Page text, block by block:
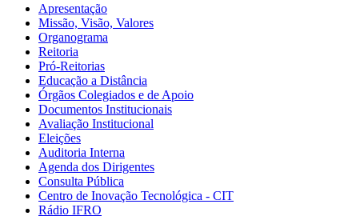
Apresentação
Missão, Visão, Valores
Organograma
Reitoria
Pró-Reitorias
Educação a Distância
Órgãos Colegiados e de Apoio
Documentos Institucionais
Avaliação Institucional
Eleições
Auditoria Interna
Agenda dos Dirigentes
Consulta Pública
Centro de Inovação Tecnológica - CIT
Rádio IFRO